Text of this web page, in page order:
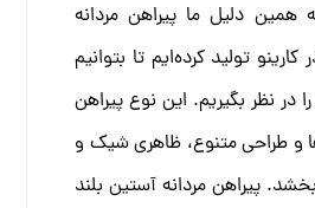
همین دلیل ما پیراهن مردانه
کارینو تولید کرده‌ایم تا بتوانیم
در نظر بگیریم. این نوع پیراهن
و طراحی متنوع، ظاهری شیک و
پیراهن مردانه آستین بلند